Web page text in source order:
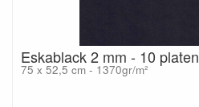
Eskablack 2 mm - 10 platen
75 x 52,5 cm - 1370gr/m²